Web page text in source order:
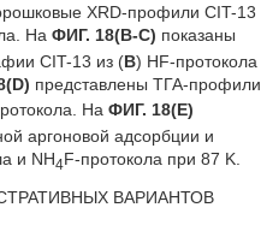
XRD-профили CIT-13
На ФИГ. 18(B-C) показаны
CIT-13 из (B) HF-протокола
представлены ТГА-профили
НаФИГ. 18(E)
аргоновой адсорбции и
и NH4F-протокола при 87 K.
ВАРИАНТОВ